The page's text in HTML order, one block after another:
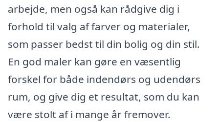
arbejde, men også kan rådgive dig i
forhold til valg af farver og materialer,
som passer bedst til din bolig og din stil.
En god maler kan gøre en væsentlig
forskel for både indendørs og udendørs
rum, og give dig et resultat, som du kan
være stolt af i mange år fremover.